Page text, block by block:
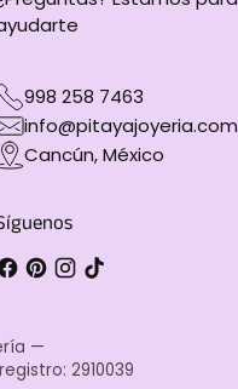
998 258 7463
info@pitayajoyeria.com
Cancún, México
—
2910039